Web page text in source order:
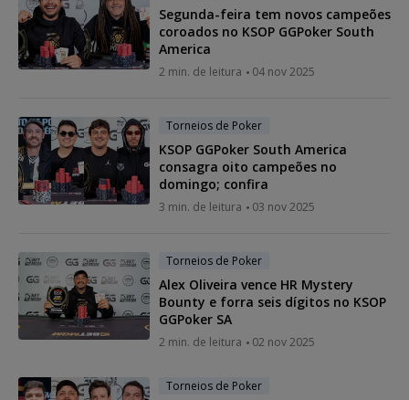
Segunda-feira tem novos campeões
coroados no KSOP GGPoker South
America
2 min. de leitura 04 nov 2025
Torneios de Poker
KSOP GGPoker South America
consagra oito campeões no
domingo; confira
3 min. de leitura 03 nov 2025
Torneios de Poker
Alex Oliveira vence HR Mystery
Bounty e forra seis dígitos no KSOP
GGPoker SA
2 min. de leitura 02 nov 2025
Torneios de Poker